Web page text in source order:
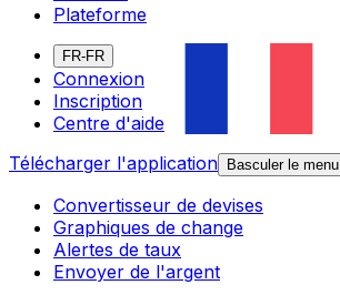
Plateforme
FR-FR
Connexion
Inscription
Centre d'aide
Télécharger l'application
Basculer le menu
Convertisseur de devises
Graphiques de change
Alertes de taux
Envoyer de l'argent